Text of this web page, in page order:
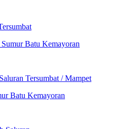
Batu Kemayoran
Tersumbat / Mampet
Batu Kemayoran